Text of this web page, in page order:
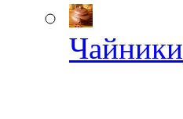
Чайники